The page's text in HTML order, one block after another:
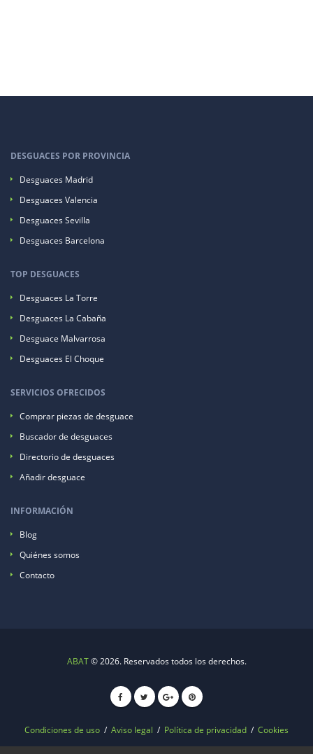
DESGUACES POR PROVINCIA
Desguaces Madrid
Desguaces Valencia
Desguaces Sevilla
Desguaces Barcelona
TOP DESGUACES
Desguaces La Torre
Desguaces La Cabaña
Desguace Malvarrosa
Desguaces El Choque
SERVICIOS OFRECIDOS
Comprar piezas de desguace
Buscador de desguaces
Directorio de desguaces
Añadir desguace
INFORMACIÓN
Blog
Quiénes somos
Contacto
ABAT© 2026. Reservados todos los derechos.
Condiciones de uso / Aviso legal / Política de privacidad / Cookies